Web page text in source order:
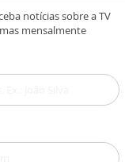
notícias sobre a TV
mensalmente